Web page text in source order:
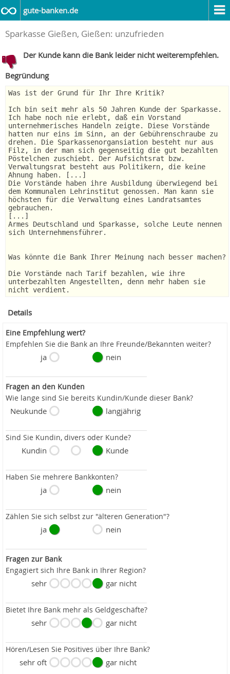
gute-banken.de
Sparkasse Gießen, Gießen: unzufrieden
Der Kunde kann die Bank leider nicht weiterempfehlen.
Begründung
Was ist der Grund für Ihr Ihre Kritik?
Ich bin seit mehr als 50 Jahren Kunde der Sparkasse.
Ich habe noch nie erlebt, daß ein Vorstand
unternehmerisches Handeln zeigte. Diese Vorstände
hatten nur eins im Sinn, an der Gebührenschraube zu
drehen. Die Sparkassenorgansiation besteht nur aus
Filz, in der man sich gegenseitig die gut bezahlten
Pöstelchen zuschiebt. Der Aufsichtsrat bzw.
Verwaltungsrat besteht aus Politikern, die keine
Ahnung haben. [...]
Die Vorstände haben ihre Ausbildung überwiegend bei
dem Kommunalen Lehrinstitut genossen. Man kann sie
höchsten für die Verwaltung eines Landratsamtes
gebrauchen.
[...]
Armes Deutschland und Sparkasse, solche Leute nennen
sich Unternehmensführer.
Was könnte die Bank Ihrer Meinung nach besser machen?
Die Vorstände nach Tarif bezahlen, wie ihre
unterbezahlten Angestellten, denn mehr haben sie
nicht verdient.
Details
Eine Empfehlung wert?
Empfehlen Sie die Bank an Ihre Freunde/Bekannten weiter?
ja nein
Fragen an den Kunden
Wie lange sind Sie bereits Kundin/Kunde dieser Bank?
Neukunde langjährig
Sind Sie Kundin, divers oder Kunde?
Kundin Kunde
Haben Sie mehrere Bankkonten?
ja nein
Zählen Sie sich selbst zur "älteren Generation"?
ja nein
Fragen zur Bank
Engagiert sich Ihre Bank in Ihrer Region?
sehr gar nicht
Bietet Ihre Bank mehr als Geldgeschäfte?
sehr gar nicht
Hören/Lesen Sie Positives über Ihre Bank?
sehr oft gar nicht